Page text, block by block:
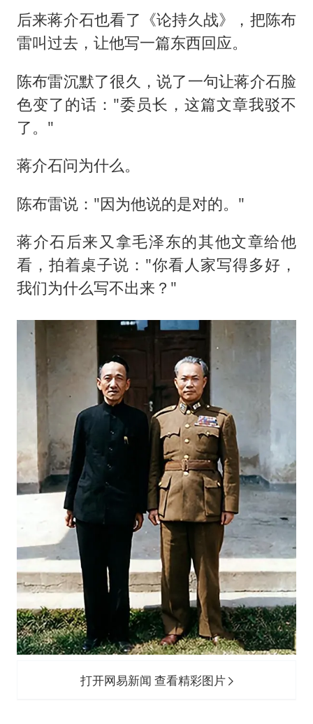
后来蒋介石也看了《论持久战》，把陈布
雷叫过去，让他写一篇东西回应。
陈布雷沉默了很久，说了一句让蒋介石脸
色变了的话："委员长，这篇文章我驳不
了。"
蒋介石问为什么。
陈布雷说："因为他说的是对的。"
蒋介石后来又拿毛泽东的其他文章给他
看，拍着桌子说："你看人家写得多好，
我们为什么写不出来？"
打开网易新闻 查看精彩图片